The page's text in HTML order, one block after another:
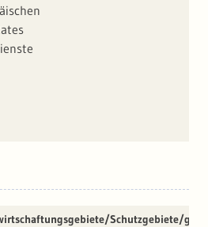
Schutzgebiete/